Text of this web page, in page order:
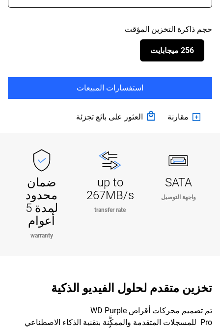
حجم ذاكرة التخزين المؤقت
256 ميجابايت
استفسارات المبيعات
مقارنة العثور على بائع تجزئة
SATA
واجهة التوصيل
up to
267MB/s
transfer rate
ضمان
محدود
لمدة 5
أعوام
warranty
تخزين متقدم لحلول الفيديو الذكية
تم تصميم محركات أقراص WD Purple
Pro للمسجلات المتقدمة والممكَّنة بتقنية الذكاء الاصطناعي